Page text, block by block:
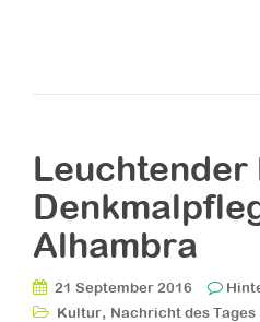
Leuchtender
Alhambra
21 September 2016
Kultur, Nachricht des Tages